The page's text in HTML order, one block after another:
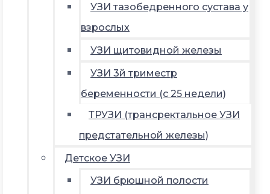
УЗИ тазобедренного сустава у
взрослых
УЗИ щитовидной железы
УЗИ 3й триместр
беременности (с 25 недели)
ТРУЗИ (трансректальное УЗИ
предстательной железы)
Детское УЗИ
УЗИ брюшной полости